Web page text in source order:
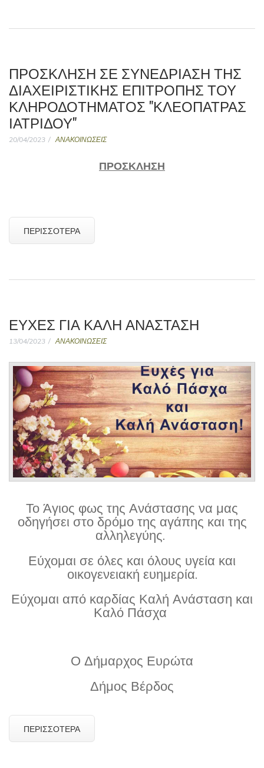
ΠΡΟΣΚΛΗΣΗ ΣΕ ΣΥΝΕΔΡΙΑΣΗ ΤΗΣ
ΔΙΑΧΕΙΡΙΣΤΙΚΗΣ ΕΠΙΤΡΟΠΗΣ ΤΟΥ
ΚΛΗΡΟΔΟΤΗΜΑΤΟΣ "ΚΛΕΟΠΑΤΡΑΣ
ΙΑΤΡΙΔΟΥ"
20/04/2023 ΑΝΑΚΟΙΝΩΣΕΙΣ
ΠΡΟΣΚΛΗΣΗ
ΠΕΡΙΣΣΌΤΕΡΑ
ΕΥΧΕΣ ΓΙΑ ΚΑΛΗ ΑΝΑΣΤΑΣΗ
13/04/2023 ΑΝΑΚΟΙΝΩΣΕΙΣ
Το Άγιος φως της Ανάστασης να μας
οδηγήσει στο δρόμο της αγάπης και της
αλληλεγύης.
Εύχομαι σε όλες και όλους υγεία και
οικογενειακή ευημερία.
Εύχομαι από καρδίας Καλή Ανάσταση και
Καλό Πάσχα
Ο Δήμαρχος Ευρώτα
Δήμος Βέρδος
ΠΕΡΙΣΣΌΤΕΡΑ